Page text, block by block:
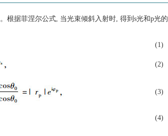
。根据菲涅尔公式, 当光束倾斜入射时, 得到s光和p光的
(1)
(2)
(3)
(4)